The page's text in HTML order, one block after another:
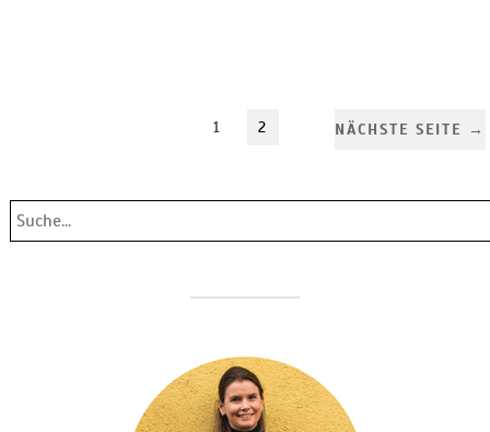
1 2 NÄCHSTE SEITE →